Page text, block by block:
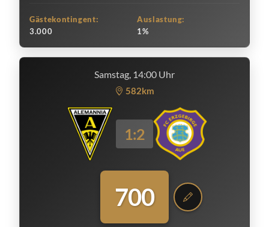
Gästekontingent:
3.000
Auslastung:
1%
Samstag, 14:00 Uhr
582km
1:2
700